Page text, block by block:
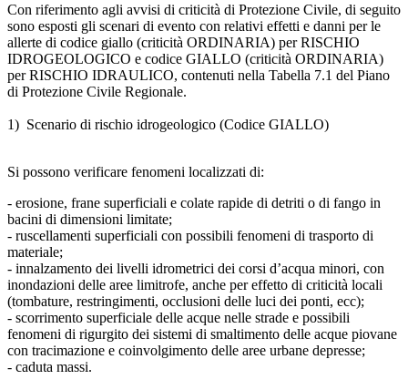
Con riferimento agli avvisi di criticità di Protezione Civile, di seguito
sono esposti gli scenari di evento con relativi effetti e danni per le
allerte di codice giallo (criticità ORDINARIA) per RISCHIO
IDROGEOLOGICO e codice GIALLO (criticità ORDINARIA)
per RISCHIO IDRAULICO, contenuti nella Tabella 7.1 del Piano
di Protezione Civile Regionale.
1) Scenario di rischio idrogeologico (Codice GIALLO)
Si possono verificare fenomeni localizzati di:
- erosione, frane superficiali e colate rapide di detriti o di fango in
bacini di dimensioni limitate;
- ruscellamenti superficiali con possibili fenomeni di trasporto di
materiale;
- innalzamento dei livelli idrometrici dei corsi d’acqua minori, con
inondazioni delle aree limitrofe, anche per effetto di criticità locali
(tombature, restringimenti, occlusioni delle luci dei ponti, ecc);
- scorrimento superficiale delle acque nelle strade e possibili
fenomeni di rigurgito dei sistemi di smaltimento delle acque piovane
con tracimazione e coinvolgimento delle aree urbane depresse;
- caduta massi.